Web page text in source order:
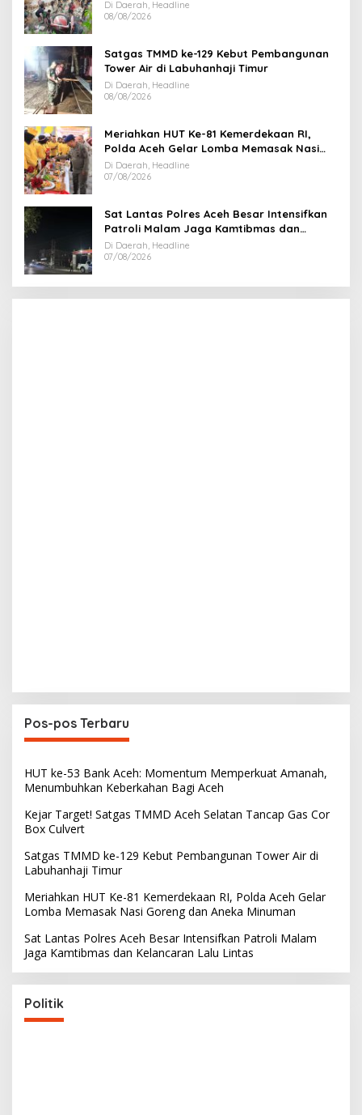
Di Daerah, Headline
08/08/2026
Satgas TMMD ke-129 Kebut Pembangunan
Tower Air di Labuhanhaji Timur
Di Daerah, Headline
08/08/2026
Meriahkan HUT Ke-81 Kemerdekaan RI,
Polda Aceh Gelar Lomba Memasak Nasi
Goreng dan Aneka Minuman
Di Daerah, Headline
07/08/2026
Sat Lantas Polres Aceh Besar Intensifkan
Patroli Malam Jaga Kamtibmas dan
Kelancaran Lalu Lintas
Di Daerah, Headline
07/08/2026
Pos-pos Terbaru
HUT ke-53 Bank Aceh: Momentum Memperkuat Amanah,
Menumbuhkan Keberkahan Bagi Aceh
Kejar Target! Satgas TMMD Aceh Selatan Tancap Gas Cor
Box Culvert
Satgas TMMD ke-129 Kebut Pembangunan Tower Air di
Labuhanhaji Timur
Meriahkan HUT Ke-81 Kemerdekaan RI, Polda Aceh Gelar
Lomba Memasak Nasi Goreng dan Aneka Minuman
Sat Lantas Polres Aceh Besar Intensifkan Patroli Malam
Jaga Kamtibmas dan Kelancaran Lalu Lintas
Politik